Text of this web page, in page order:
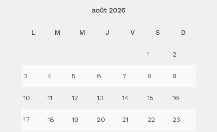
août 2026
L M M J V S D
1 2
3 4 5 6 7 8 9
10 11 12 13 14 15 16
17 18 19 20 21 22 23